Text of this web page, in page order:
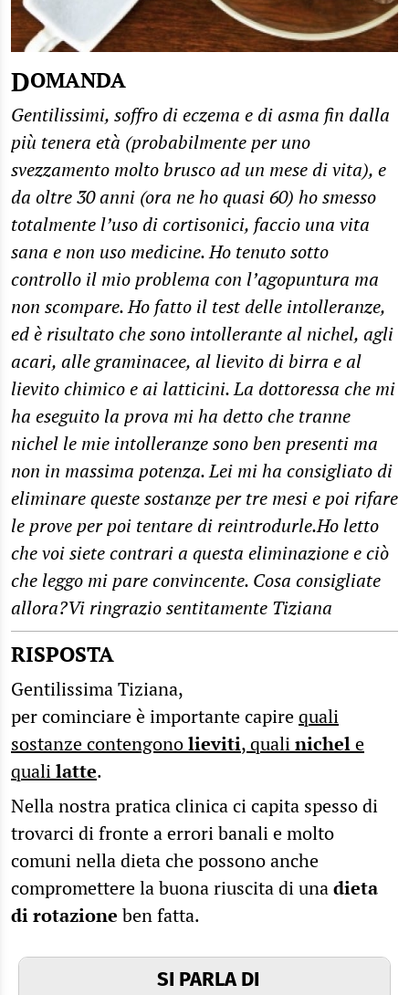
DOMANDA
Gentilissimi, soffro di eczema e di asma fin dalla
più tenera età (probabilmente per uno
svezzamento molto brusco ad un mese di vita), e
da oltre 30 anni (ora ne ho quasi 60) ho smesso
totalmente l’uso di cortisonici, faccio una vita
sana e non uso medicine. Ho tenuto sotto
controllo il mio problema con l’agopuntura ma
non scompare. Ho fatto il test delle intolleranze,
ed è risultato che sono intollerante al nichel, agli
acari, alle graminacee, al lievito di birra e al
lievito chimico e ai latticini. La dottoressa che mi
ha eseguito la prova mi ha detto che tranne
nichel le mie intolleranze sono ben presenti ma
non in massima potenza. Lei mi ha consigliato di
eliminare queste sostanze per tre mesi e poi rifare
le prove per poi tentare di reintrodurle.Ho letto
che voi siete contrari a questa eliminazione e ciò
che leggo mi pare convincente. Cosa consigliate
allora?Vi ringrazio sentitamente Tiziana
RISPOSTA
Gentilissima Tiziana,
per cominciare è importante capirequali
sostanze contengonolieviti, qualinichele
qualilatte.
Nella nostra pratica clinica ci capita spesso di
trovarci di fronte a errori banali e molto
comuni nella dieta che possono anche
compromettere la buona riuscita di unadieta
di rotazione ben fatta.
SI PARLA DI